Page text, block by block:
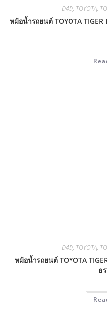
D4D, TOYOTA,
หม้อน้ำรถยนต์ TOYOTA TIGER
D4D, TOYOTA,
หม้อน้ำรถยนต์ TOYOTA
ธ